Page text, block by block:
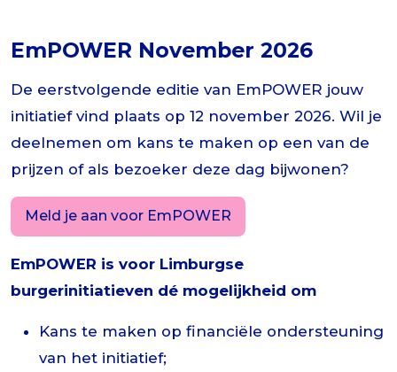
EmPOWER November 2026
De eerstvolgende editie van EmPOWER jouw
initiatief vind plaats op 12 november 2026. Wil je
deelnemen om kans te maken op een van de
prijzen of als bezoeker deze dag bijwonen?
Meld je aan voor EmPOWER
EmPOWER is voor Limburgse
burgerinitiatieven dé mogelijkheid om
Kans te maken op financiële ondersteuning
van het initiatief;